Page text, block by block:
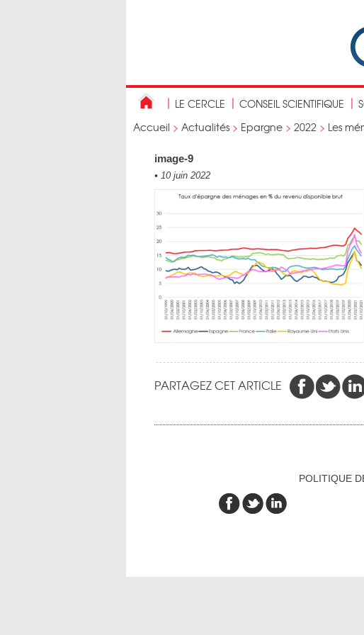
LE CERCLE CONSEIL SCIENTIFIQUE
Accueil > Actualités > Epargne > 2022 > Les
image-9
• 10 juin 2022
PARTAGEZ CET ARTICLE
POLITIQUE